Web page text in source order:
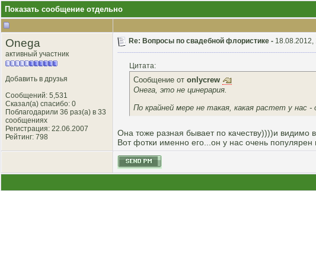
Показать сообщение отдельно
Onega
активный участник
Добавить в друзья
Сообщений: 5,531
Сказал(а) спасибо: 0
Поблагодарили 36 раз(а) в 33
сообщениях
Регистрация: 22.06.2007
Рейтинг: 798
Re: Вопросы по свадебной флористике - 18.08.2012,
Цитата:
Сообщение от onlycrew
Онега, это не цинерария.
По крайней мере не такая, какая растет у нас
Она тоже разная бывает по качеству))))и видимо
Вот фотки именно его...он у нас очень